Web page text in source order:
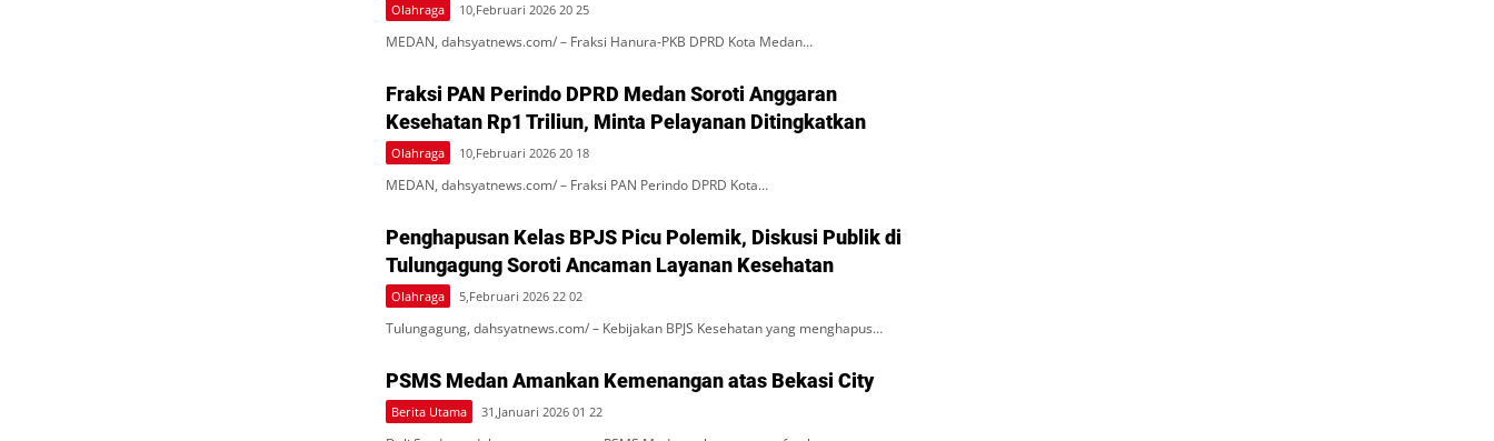
Olahraga 10,Februari 2026 20 25
MEDAN, dahsyatnews.com/ – Fraksi Hanura-PKB DPRD Kota Medan…
Fraksi PAN Perindo DPRD Medan Soroti Anggaran
Kesehatan Rp1 Triliun, Minta Pelayanan Ditingkatkan
Olahraga 10,Februari 2026 20 18
MEDAN, dahsyatnews.com/ – Fraksi PAN Perindo DPRD Kota…
Penghapusan Kelas BPJS Picu Polemik, Diskusi Publik di
Tulungagung Soroti Ancaman Layanan Kesehatan
Olahraga 5,Februari 2026 22 02
Tulungagung, dahsyatnews.com/ – Kebijakan BPJS Kesehatan yang menghapus…
PSMS Medan Amankan Kemenangan atas Bekasi City
Berita Utama 31,Januari 2026 01 22